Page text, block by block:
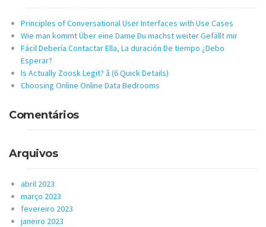
Principles of Conversational User Interfaces with Use Cases
Wie man kommt Über eine Dame Du machst weiter Gefällt mir
Fácil Debería Contactar Ella, La duración De tiempo ¿Debo
Esperar?
Is Actually Zoosk Legit? â (6 Quick Details)
Choosing Online Online Data Bedrooms
Comentários
Arquivos
abril 2023
março 2023
fevereiro 2023
janeiro 2023